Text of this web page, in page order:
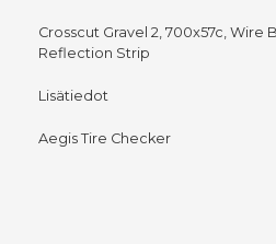
Crosscut Gravel 2, 700x57c, Wire
Reflection Strip
Lisätiedot
Aegis Tire Checker